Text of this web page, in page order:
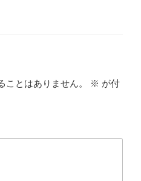
ことはありません。 ※ が付